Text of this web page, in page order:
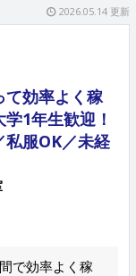
2026.05.14 更新
て効率よく稼
1年生歓迎！
私服OK／未経
で効率よく稼